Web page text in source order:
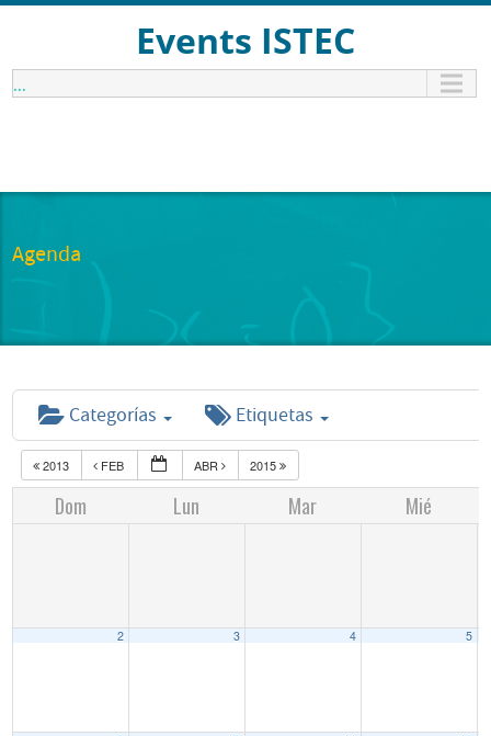
Events ISTEC
...
Agenda
Categorías Etiquetas
2013 FEB ABR 2015
Dom Lun Mar Mié
2 3 4 5